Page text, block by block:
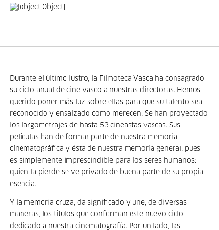
Durante el último lustro, la Filmoteca Vasca ha consagrado
su ciclo anual de cine vasco a nuestras directoras. Hemos
querido poner más luz sobre ellas para que su talento sea
reconocido y ensalzado como merecen. Se han proyectado
los largometrajes de hasta 53 cineastas vascas. Sus
películas han de formar parte de nuestra memoria
cinematográfica y ésta de nuestra memoria general, pues
es simplemente imprescindible para los seres humanos:
quien la pierde se ve privado de buena parte de su propia
esencia.
Y la memoria cruza, da significado y une, de diversas
maneras, los títulos que conforman este nuevo ciclo
dedicado a nuestra cinematografía. Por un lado, las